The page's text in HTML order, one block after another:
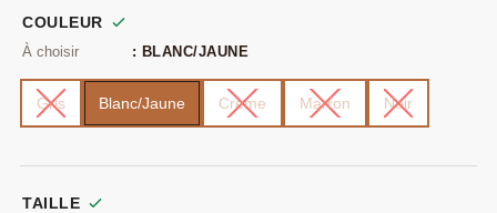
COULEUR
: BLANC/JAUNE
Gris Blanc/Jaune Crème Marron Noir
TAILLE